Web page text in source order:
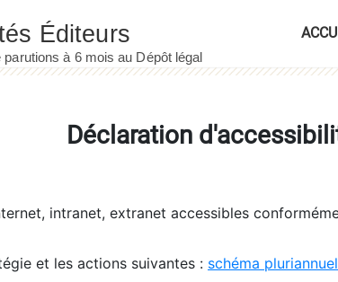
Déclaration
intranet, extranet accessibles
et les actions suivantes : schéma